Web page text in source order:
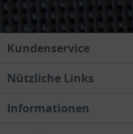
Kundenservice
Nützliche Links
Informationen